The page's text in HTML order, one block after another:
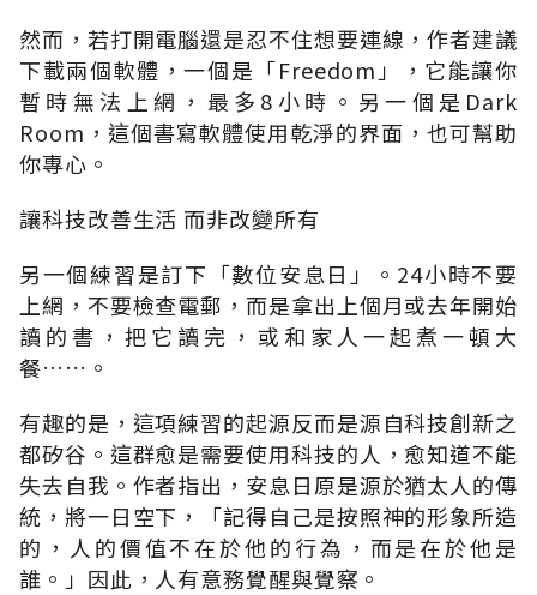
然而，若打開電腦還是忍不住想要連線，作者建議
下載兩個軟體，一個是「Freedom」，它能讓你
暫時無法上網，最多8小時。另一個是Dark
Room，這個書寫軟體使用乾淨的界面，也可幫助
你專心。
讓科技改善生活 而非改變所有
另一個練習是訂下「數位安息日」。24小時不要
上網，不要檢查電郵，而是拿出上個月或去年開始
讀的書，把它讀完，或和家人一起煮一頓大
餐……。
有趣的是，這項練習的起源反而是源自科技創新之
都矽谷。這群愈是需要使用科技的人，愈知道不能
失去自我。作者指出，安息日原是源於猶太人的傳
統，將一日空下，「記得自己是按照神的形象所造
的，人的價值不在於他的行為，而是在於他是
誰。」因此，人有意務覺醒與覺察。